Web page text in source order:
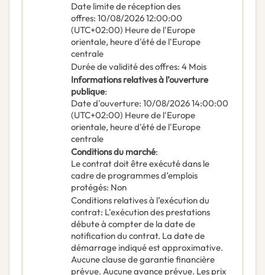
Date limite de réception des
offres: 10/08/202612:00:00
(UTC+02:00) Heure de l'Europe
orientale, heure d'été de l'Europe
centrale
Durée de validité des offres: 4 Mois
Informations relatives à l’ouverture
publique:
Date d'ouverture: 10/08/202614:00:00
(UTC+02:00) Heure de l'Europe
orientale, heure d'été de l'Europe
centrale
Conditions du marché:
Le contrat doit être exécuté dans le
cadre de programmes d’emplois
protégés: Non
Conditions relatives à l’exécution du
contrat: L'exécution des prestations
débute à compter de la date de
notification du contrat. La date de
démarrage indiqué est approximative.
Aucune clause de garantie financière
prévue. Aucune avance prévue. Les prix